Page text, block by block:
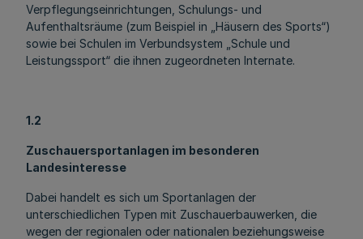
Verpflegungseinrichtungen, Schulungs- und
Aufenthaltsräume (zum Beispiel in „Häusern des Sports“)
sowie bei Schulen im Verbundsystem „Schule und
Leistungssport“ die ihnen zugeordneten Internate.
1.2
Zuschauersportanlagen im besonderen
Landesinteresse
Dabei handelt es sich um Sportanlagen der
unterschiedlichen Typen mit Zuschauerbauwerken, die
wegen der regionalen oder nationalen beziehungsweise